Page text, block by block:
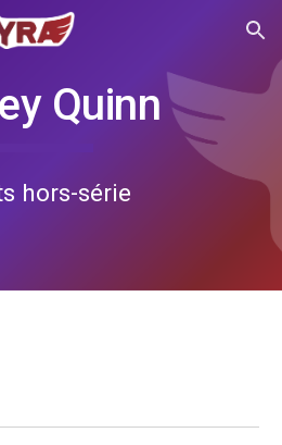
Skip to navigation
Quinn
hors-série